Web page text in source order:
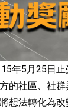
年5月25日止
的社區、社
想法轉化為改